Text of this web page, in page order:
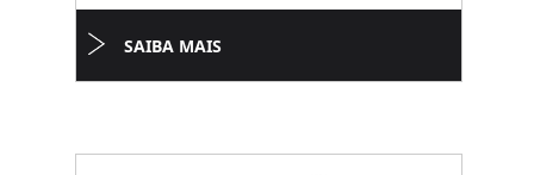
SAIBA MAIS